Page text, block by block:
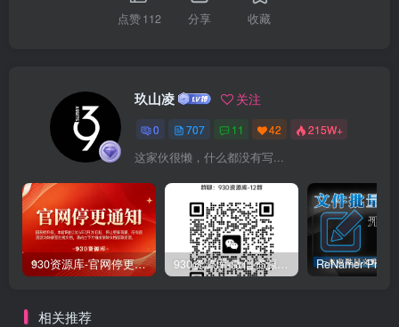
点赞112 分享 收藏
玖山凌 关注
0 707 11 42 215W+
这家伙很懒，什么都没有写...
930资源库-官网停更通知-【换在线文档更新-每日更新】 930资源库-微信资源12群【限时免费】开放入群中！！！
相关推荐